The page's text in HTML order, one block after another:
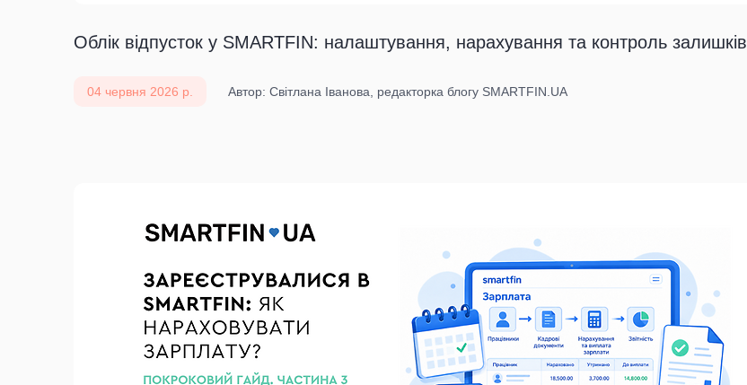
Облік відпусток у SMARTFIN: налаштування, нарахування та контроль залишків
04 червня 2026 р. Автор: Світлана Іванова, редакторка блогу SMARTFIN.UA